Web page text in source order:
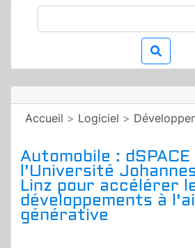
Accueil > Logiciel >
Automobile :
l'Université
Linz pour accélérer
développements à
générative